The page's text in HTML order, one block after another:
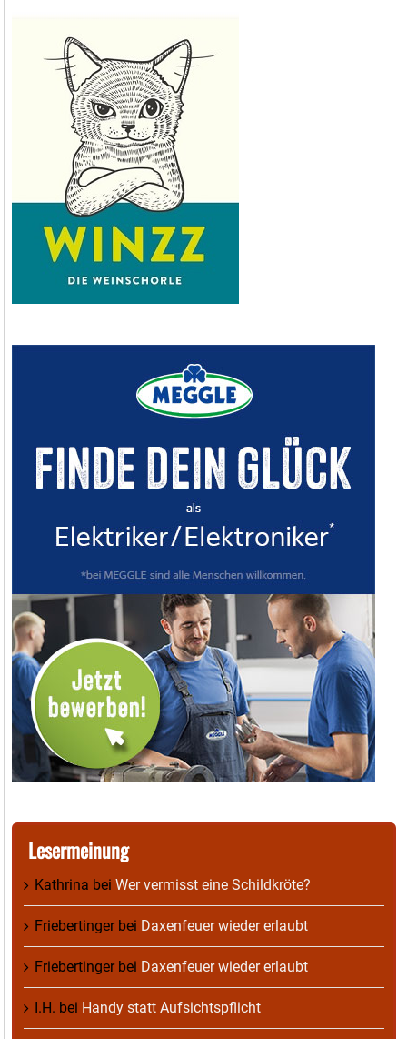
Lesermeinung
Kathrina bei Wer vermisst eine Schildkröte?
Friebertingerbei Daxenfeuer wieder erlaubt
Friebertingerbei Daxenfeuer wieder erlaubt
I.H. bei Handy statt Aufsichtspflicht